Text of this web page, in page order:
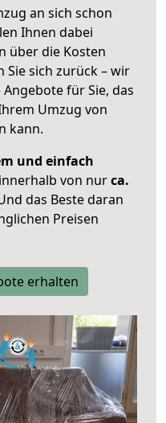
an sich schon
Ihnen dabei
über die Kosten
Sie sich zurück – wir
für Sie, das
Umzug von
kann.
und einfach
von nurca.
das Beste daran
Preisen
erhalten